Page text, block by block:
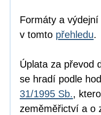
Formáty a
v tomto přehledu.
Úplata za převod
se hradí podle
31/1995 Sb.,
zeměměřictví a o